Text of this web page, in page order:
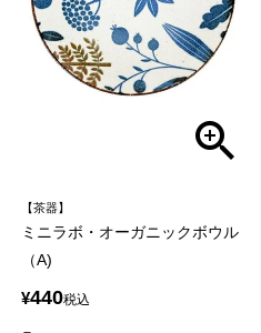
【茶器】
ミニラボ・オーガニックボウル
（A)
¥440税込